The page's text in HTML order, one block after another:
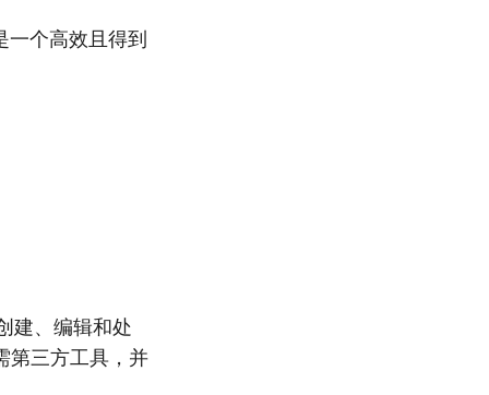
个高效且得到
建、编辑和处
第三方工具，并